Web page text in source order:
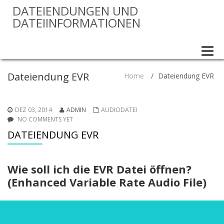
DATEIENDUNGEN UND
DATEIINFORMATIONEN
Toggle
Dateiendung EVR Home / Dateiendung EVR
DEZ 03, 2014 ADMIN
AUDIODATEI
NO COMMENTS YET
DATEIENDUNG EVR
Wie soll ich die EVR Datei öffnen?
(Enhanced Variable Rate Audio File)